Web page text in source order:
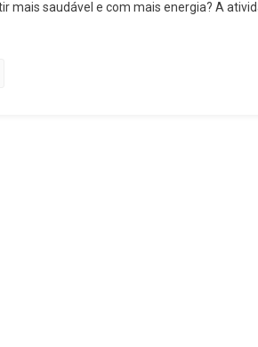
mais saudável e com mais energia? A